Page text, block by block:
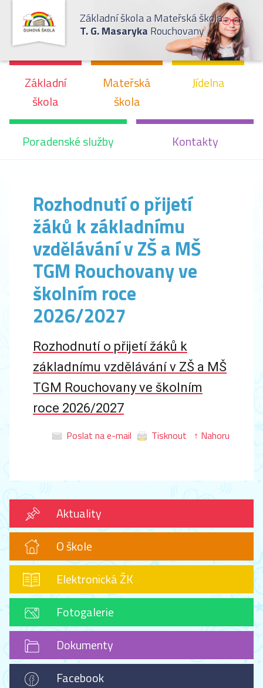
Základní škola a Mateřská škola
T. G. MasarykaRouchovany
Základní
škola
Mateřská
škola
Jídelna
Poradenské služby Kontakty
Rozhodnutí o přijetí
žáků k základnímu
vzdělávání v ZŠ a MŠ
TGM Rouchovany ve
školním roce
2026/2027
Rozhodnutí o přijetí žáků k
základnímu vzdělávání v ZŠ a MŠ
TGM Rouchovany ve školním
roce 2026/2027
Poslat na e-mail Tisknout ↑ Nahoru
Aktuality
O škole
Elektronická ŽK
Fotogalerie
Dokumenty
Facebook